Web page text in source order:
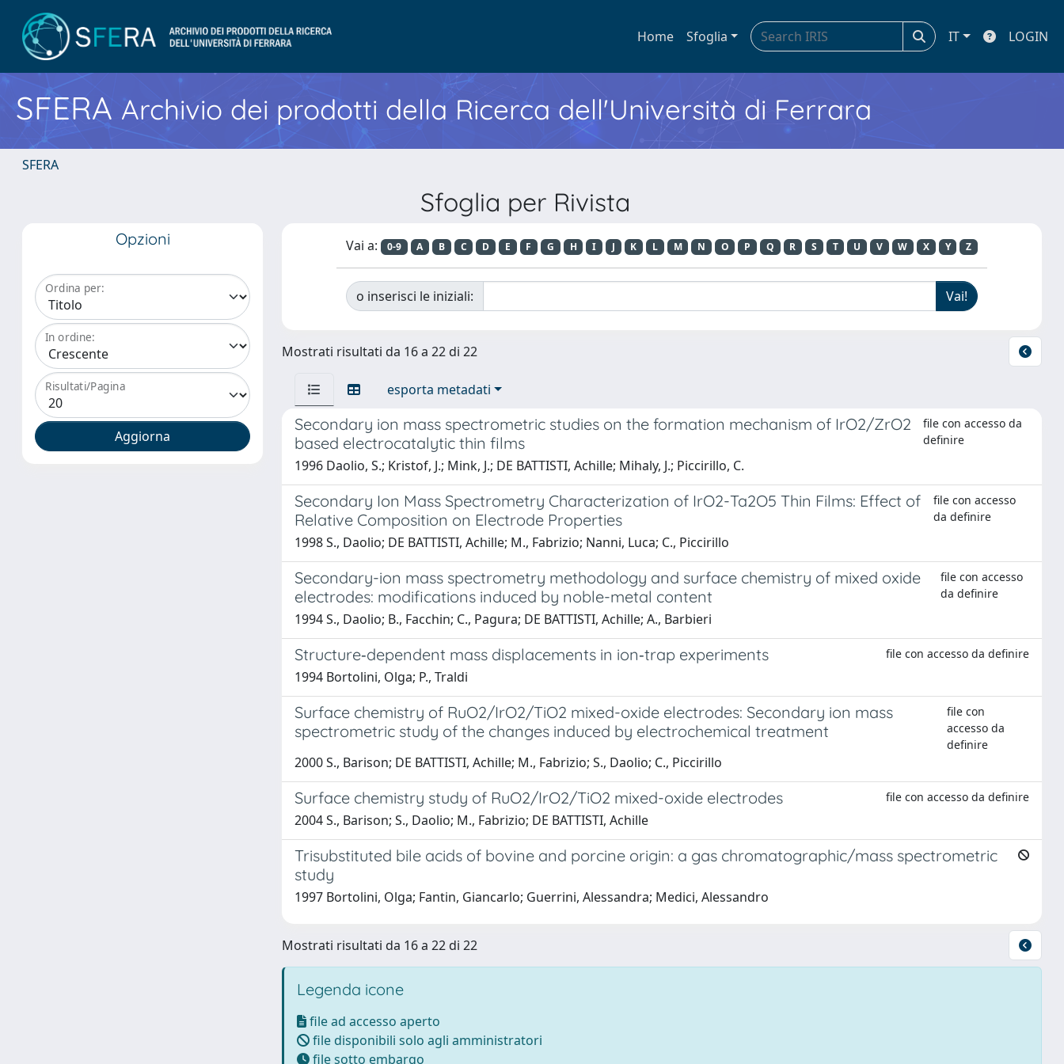
Home Sfoglia IT LOGIN
SFERA Archivio dei prodotti della Ricerca dell'Università di Ferrara
SFERA
Sfoglia per Rivista
Opzioni
Ordina per:
In ordine:
Risultati/Pagina
Vai a: 0-9 A B C D E F G H I J K L M N O P Q R S T U V W X Y Z
o inserisci le iniziali:
Mostrati risultati da 16 a 22 di 22
esporta metadati
Secondary ion mass spectrometric studies on the formation mechanism of IrO2/ZrO2
based electrocatalytic thin films
file con accesso da
definire
1996 Daolio, S.; Kristof, J.; Mink, J.; DE BATTISTI, Achille; Mihaly, J.; Piccirillo, C.
Secondary Ion Mass Spectrometry Characterization of IrO2-Ta2O5 Thin Films: Effect of
Relative Composition on Electrode Properties
file con accesso
da definire
1998 S., Daolio; DE BATTISTI, Achille; M., Fabrizio; Nanni, Luca; C., Piccirillo
Secondary-ion mass spectrometry methodology and surface chemistry of mixed oxide
electrodes: modifications induced by noble-metal content
file con accesso
da definire
1994 S., Daolio; B., Facchin; C., Pagura; DE BATTISTI, Achille; A., Barbieri
Structure‐dependent mass displacements in ion‐trap experiments file con accesso da definire
1994 Bortolini, Olga; P., Traldi
Surface chemistry of RuO2/IrO2/TiO2 mixed-oxide electrodes: Secondary ion mass
spectrometric study of the changes induced by electrochemical treatment
file con
accesso da
definire
2000 S., Barison; DE BATTISTI, Achille; M., Fabrizio; S., Daolio; C., Piccirillo
Surface chemistry study of RuO2/IrO2/TiO2 mixed-oxide electrodes file con accesso da definire
2004 S., Barison; S., Daolio; M., Fabrizio; DE BATTISTI, Achille
Trisubstituted bile acids of bovine and porcine origin: a gas chromatographic/mass spectrometric
study
1997 Bortolini, Olga; Fantin, Giancarlo; Guerrini, Alessandra; Medici, Alessandro
Mostrati risultati da 16 a 22 di 22
Legenda icone
file ad accesso aperto
file disponibili solo agli amministratori
file sotto embargo